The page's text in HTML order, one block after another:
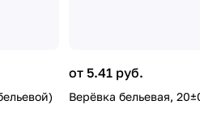
от 5.41 руб.
Верёвка бельевая,